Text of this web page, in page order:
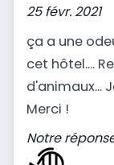
25 févr. 2021
ça a une
cet hôtel....
d'animaux...
Merci !
Notre